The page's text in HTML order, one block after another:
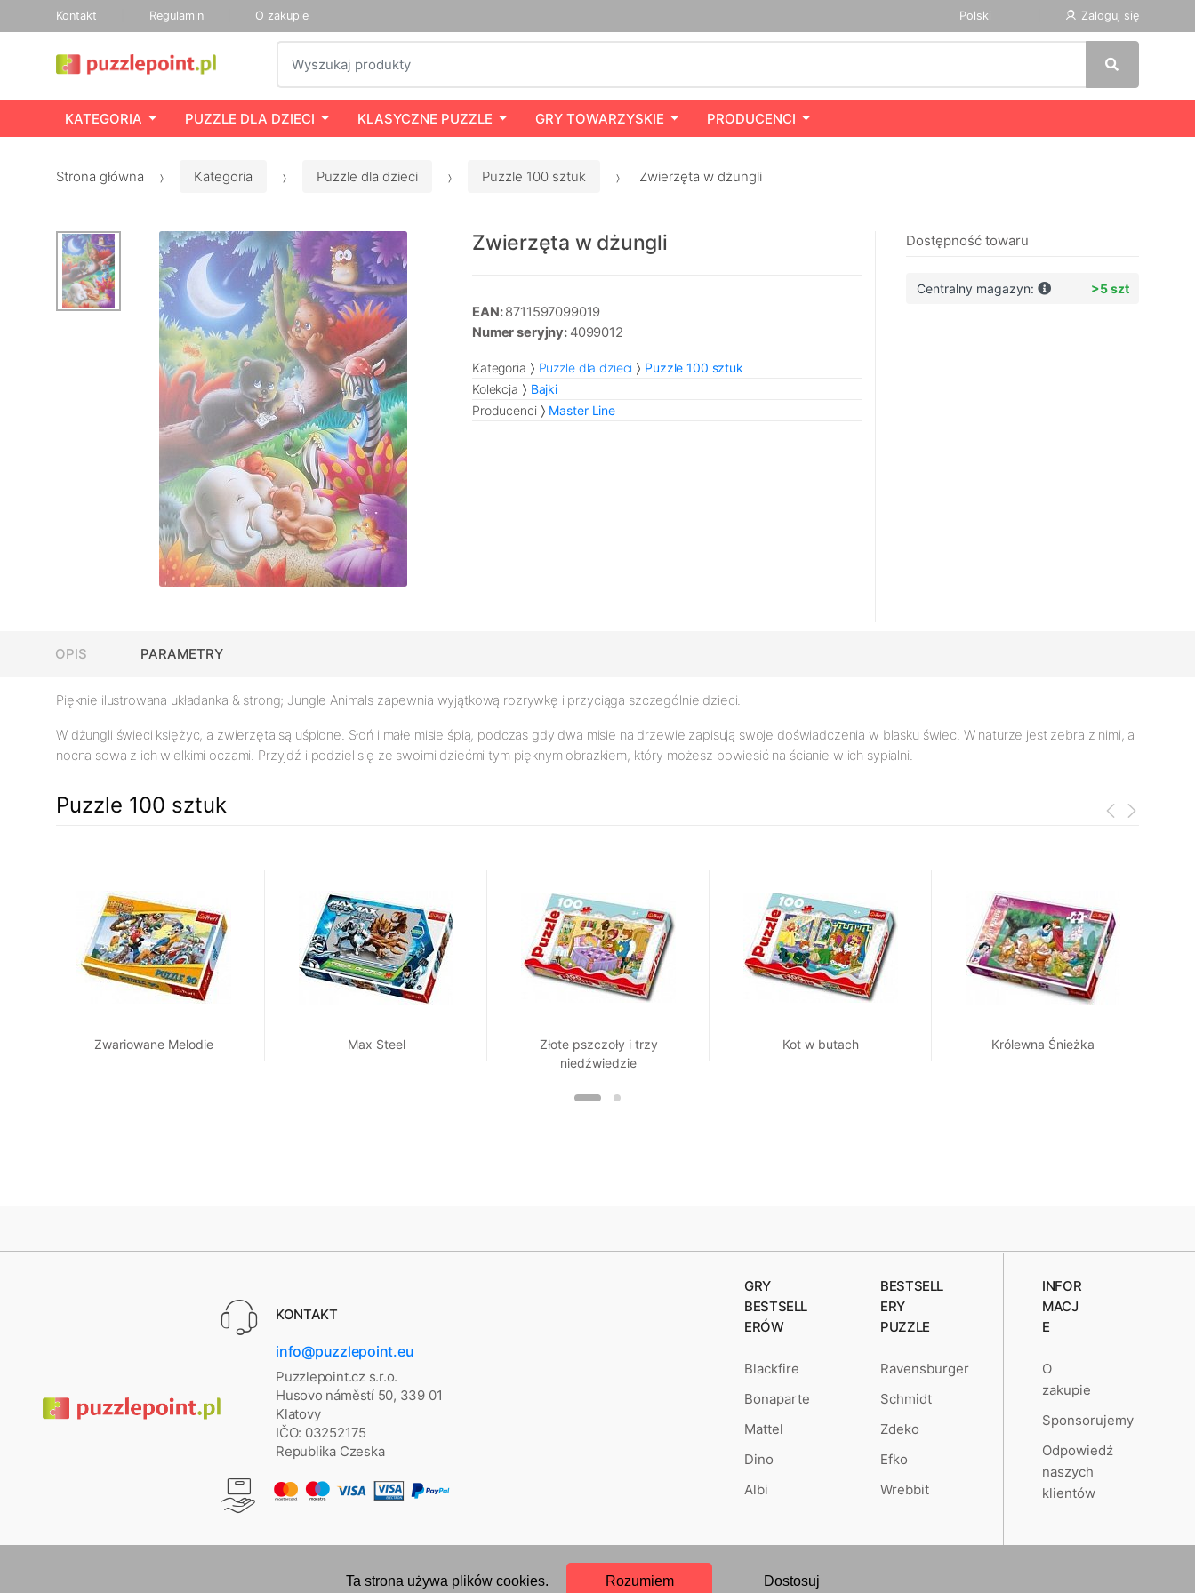
Kontakt Regulamin O zakupie Polski Zaloguj się
KATEGORIA PUZZLE DLA DZIECI KLASYCZNE PUZZLE GRY TOWARZYSKIE PRODUCENCI
Strona główna Kategoria Puzzle dla dzieci Puzzle 100 sztuk Zwierzęta w dżungli
Zwierzęta w dżungli
EAN:8711597099019
Numer seryjny: 4099012
Kategoria Puzzle dla dzieci
Puzzle 100 sztuk
Kolekcja
Bajki
Producenci
Master Line
Dostępność towaru
Centralny magazyn: >5 szt
OPIS PARAMETRY
Pięknie ilustrowana układanka & strong; Jungle Animals zapewnia wyjątkową rozrywkę i przyciąga szczególnie dzieci.
W dżungli świeci księżyc, a zwierzęta są uśpione. Słoń i małe misie śpią, podczas gdy dwa misie na drzewie zapisują swoje doświadczenia w blasku świec. W naturze jest zebra z nimi, a
nocna sowa z ich wielkimi oczami. Przyjdź i podziel się ze swoimi dziećmi tym pięknym obrazkiem, który możesz powiesić na ścianie w ich sypialni.
Puzzle 100 sztuk
Zwariowane Melodie Max Steel
Złote pszczoły i trzy
niedźwiedzie
Kot w butach Królewna Śnieżka
KONTAKT
info@puzzlepoint.eu
Puzzlepoint.cz s.r.o.
Husovo náměstí 50, 339 01
Klatovy
IČO: 03252175
Republika Czeska
GRY
BESTSELL
ERÓW
Blackfire
Bonaparte
Mattel
Dino
Albi
BESTSELL
ERY
PUZZLE
Ravensburger
Schmidt
Zdeko
Efko
Wrebbit
INFOR
MACJ
E
O
zakupie
Sponsorujemy
Odpowiedź
naszych
klientów
Ta strona używa plików cookies. Rozumiem Dostosuj